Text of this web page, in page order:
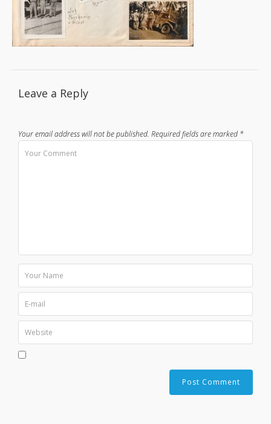
Leave a Reply
Your email address will not be published. Required fields are marked *